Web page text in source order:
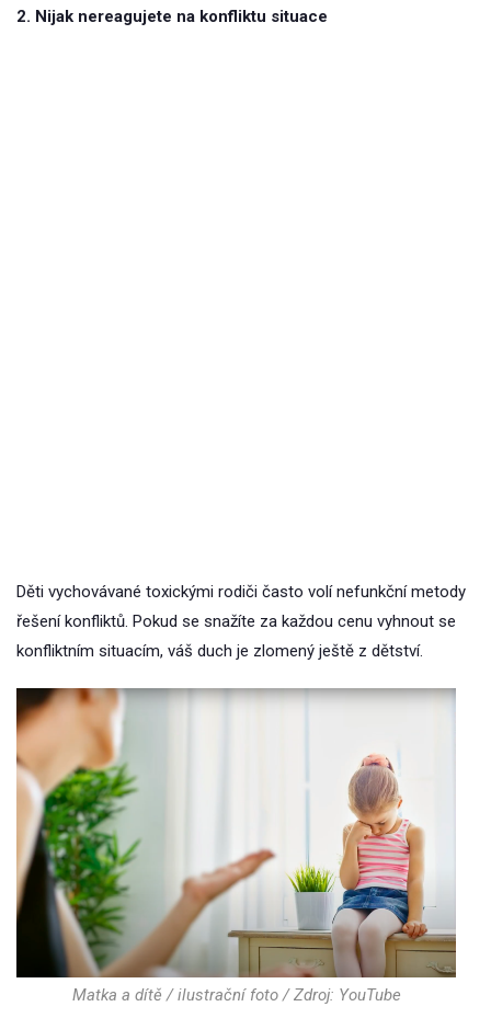
2. Nijak nereagujete na konfliktu situace
Děti vychovávané toxickými rodiči často volí nefunkční metody
řešení konfliktů. Pokud se snažíte za každou cenu vyhnout se
konfliktním situacím, váš duch je zlomený ještě z dětství.
Matka a dítě / ilustrační foto / Zdroj: YouTube